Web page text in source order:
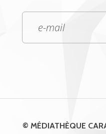
© MÉDIATHÈQUE